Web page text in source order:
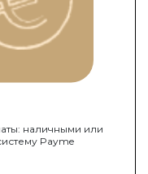
наличными или
Payme